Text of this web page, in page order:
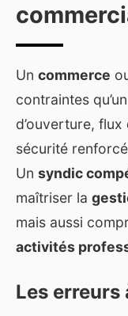
Un commerce
contraintes
d’ouverture, flux
sécurité
Un syndic
maîtriser la
mais aussi
activités
Les erreurs